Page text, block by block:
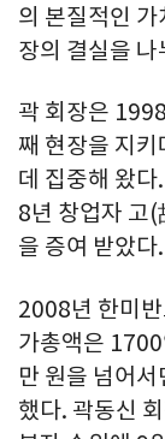
의 본질적인
장의 결실을
곽 회장은
째 현장을 지
데 집중해 왔
8년 창업자 고
을 증여 받았다.
2008년 한미
가총액은
만 원을 넘어
했다. 곽동신